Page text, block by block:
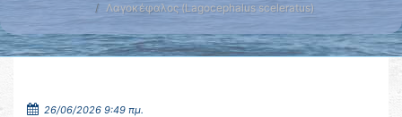
Λαγοκέφαλος (Lagocephalus sceleratus)
26/06/2026 9:49 πμ.